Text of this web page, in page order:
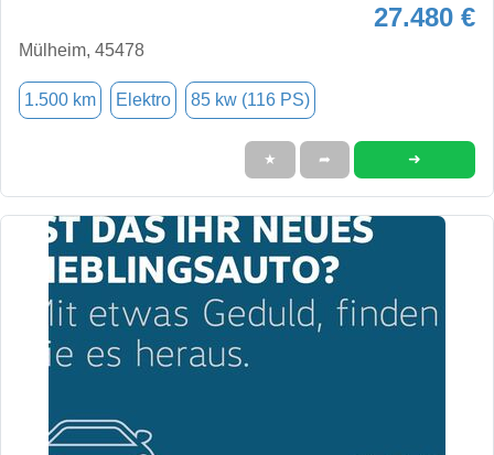
27.480 €
Mülheim, 45478
1.500 km Elektro 85 kw (116 PS)
★ ➦ ➜